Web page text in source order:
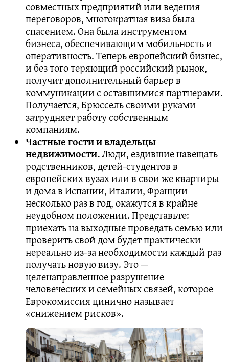
совместных предприятий или ведения
переговоров, многократная виза была
спасением. Она была инструментом
бизнеса, обеспечивающим мобильность и
оперативность. Теперь европейский бизнес,
и без того теряющий российский рынок,
получит дополнительный барьер в
коммуникации с оставшимися партнерами.
Получается, Брюссель своими руками
затрудняет работу собственным
компаниям.
Частные гости и владельцы
недвижимости.Люди, ездившие навещать
родственников, детей-студентов в
европейских вузах или в свои же квартиры
и дома в Испании, Италии, Франции
несколько раз в год, окажутся в крайне
неудобном положении. Представьте:
приехать на выходные проведать семью или
проверить свой дом будет практически
нереально из-за необходимости каждый раз
получать новую визу. Это —
целенаправленное разрушение
человеческих и семейных связей, которое
Еврокомиссия цинично называет
«снижением рисков».